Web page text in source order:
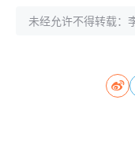
未经允许不得转载：
